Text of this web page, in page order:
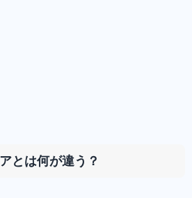
とは何が違う？